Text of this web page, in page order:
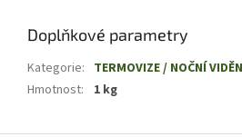
Doplňkové parametry
Kategorie: TERMOVIZE / NOČNÍ
Hmotnost: 1 kg